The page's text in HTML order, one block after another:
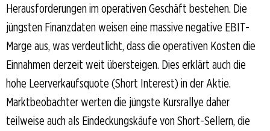
Herausforderungen im operativen Geschäft bestehen. Die
jüngsten Finanzdaten weisen eine massive negative EBIT-
Marge aus, was verdeutlicht, dass die operativen Kosten die
Einnahmen derzeit weit übersteigen. Dies erklärt auch die
hohe Leerverkaufsquote (Short Interest) in der Aktie.
Marktbeobachter werten die jüngste Kursrallye daher
teilweise auch als Eindeckungskäufe von Short-Sellern, die